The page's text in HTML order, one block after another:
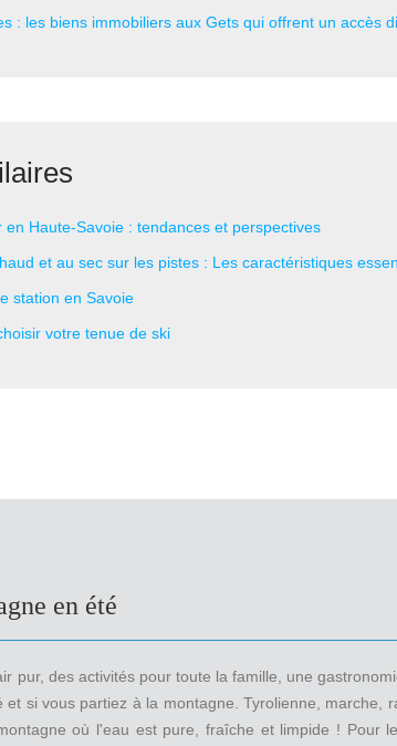
: les biens immobiliers aux Gets qui offrent un accès
en Haute-Savoie : tendances et perspectives
et au sec sur les pistes : Les caractéristiques
station en Savoie
votre tenue de ski
en été
pur, des activités pour toute la famille, une
et si vous partiez à la montagne. Tyrolienne,
où l'eau est pure, fraîche et limpide ! Pour